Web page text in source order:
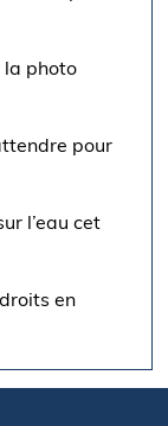
la photo
pour
l’eau cet
en